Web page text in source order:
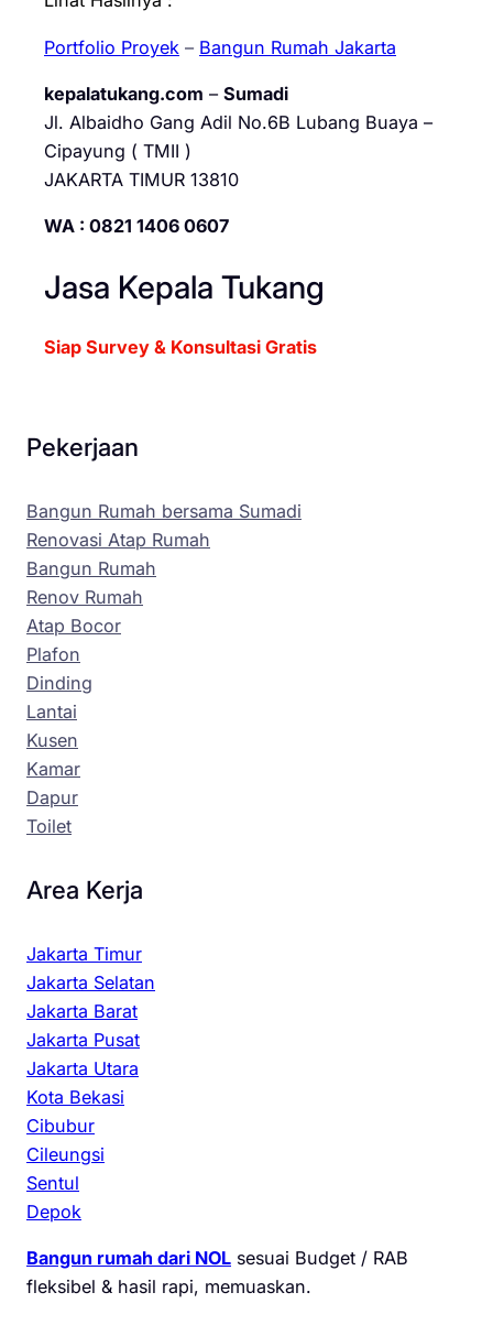
Portfolio Proyek – Bangun Rumah Jakarta
kepalatukang.com – Sumadi
Jl. Albaidho Gang Adil No.6B Lubang Buaya –
Cipayung ( TMII )
JAKARTA TIMUR 13810
WA : 0821 1406 0607
Jasa Kepala Tukang
Siap Survey & Konsultasi Gratis
Pekerjaan
Bangun Rumah bersama Sumadi
Renovasi Atap Rumah
Bangun Rumah
Renov Rumah
Atap Bocor
Plafon
Dinding
Lantai
Kusen
Kamar
Dapur
Toilet
Area Kerja
Jakarta Timur
Jakarta Selatan
Jakarta Barat
Jakarta Pusat
Jakarta Utara
Kota Bekasi
Cibubur
Cileungsi
Sentul
Depok
Bangun rumah dari NOL sesuai Budget / RAB
fleksibel & hasil rapi, memuaskan.